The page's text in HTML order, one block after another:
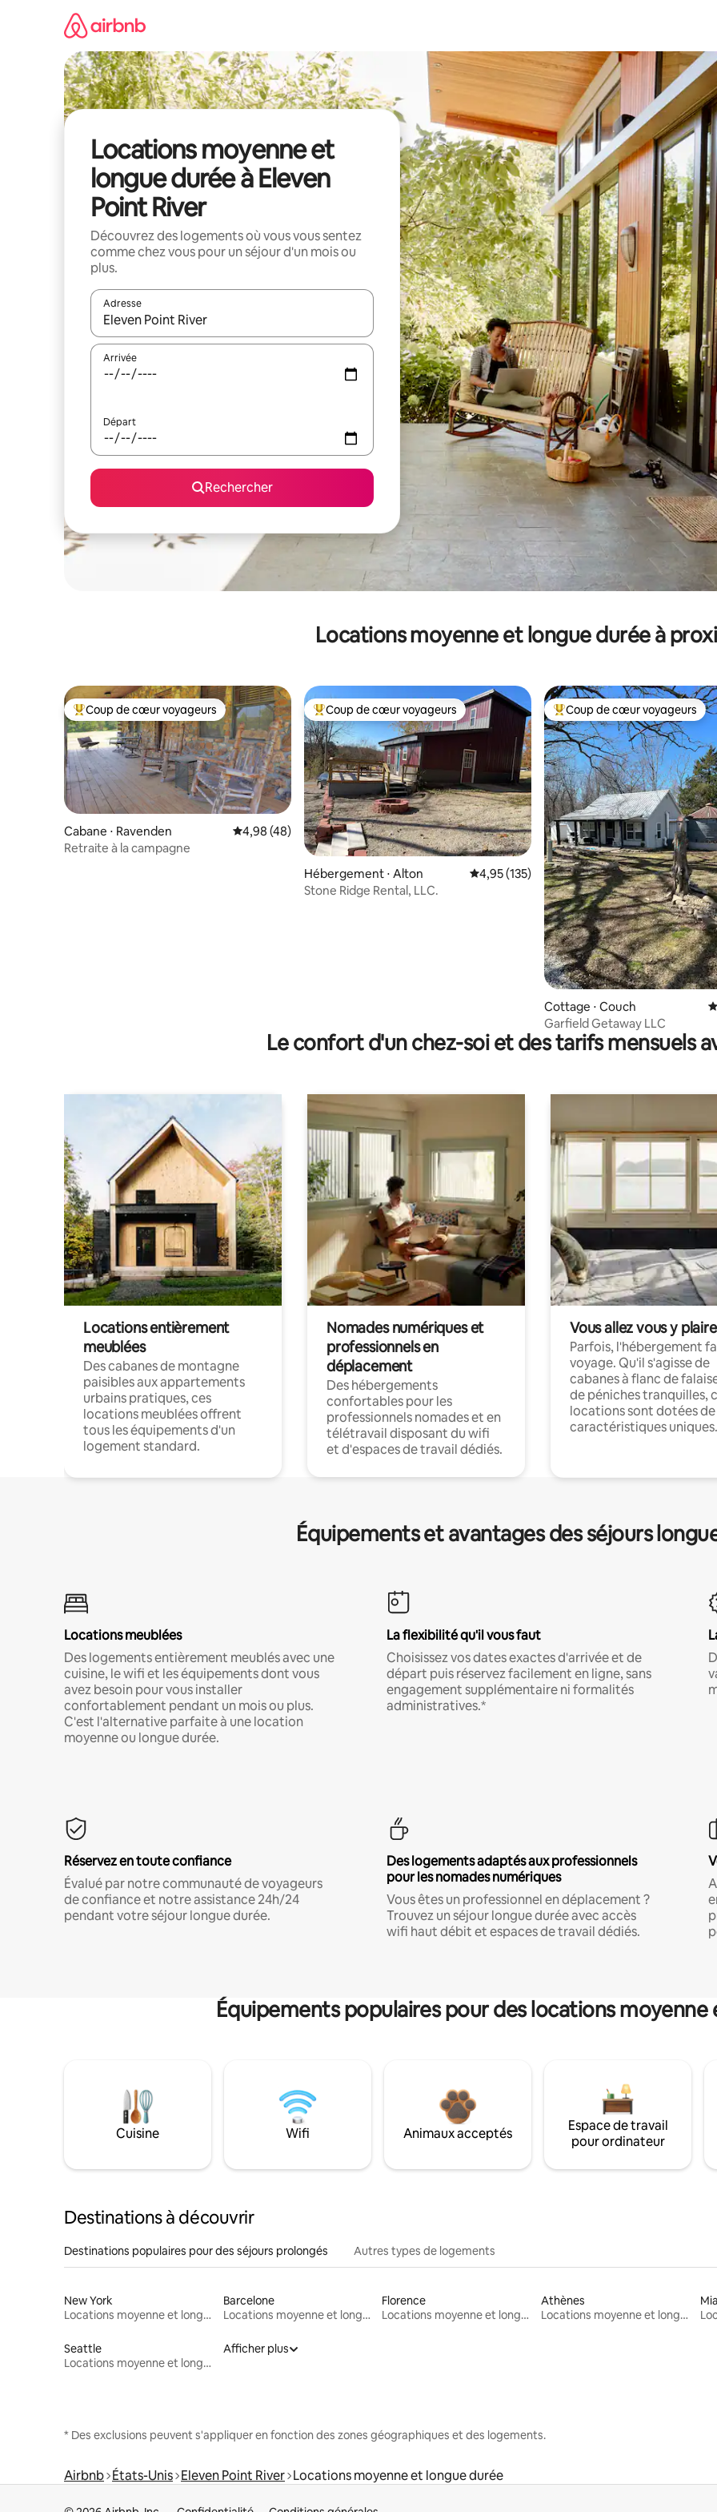
Locations moyenne et
longue durée à Eleven
Point River
Découvrez des logements où vous vous sentez
comme chez vous pour un séjour d'un mois ou
plus.
Adresse
Lorsque les résultats s'affichent, utilisez les flèches vers le haut et vers le bas pour les parcourir ou en appuyant et en
Arrivée
Départ
Rechercher
Locations moyenne et longue durée à
Coups de cœur voyageurs les plus appréciés
Coup de cœur voyageurs
Cabane ⋅ Ravenden Évaluation moyenne sur la base de 48 commentaires : 4,98 sur 5
4,98 (48)
Retraite à la campagne
Coups de cœur voyageurs les plus appréciés
Coup de cœur voyageurs
Hébergement ⋅ Alton Évaluation moyenne sur la base de 135
4,95 (135)
Stone Ridge Rental, LLC.
Coups de cœur voyageurs les
Coup de cœur voyageurs
Cottage ⋅ Couch
Garfield Getaway LLC
Le confort d'un chez-soi et des tarifs mensuels
Locations entièrement
meublées
Des cabanes de montagne
paisibles aux appartements
urbains pratiques, ces
locations meublées offrent
tous les équipements d'un
logement standard.
Nomades numériques et
professionnels en
déplacement
Des hébergements
confortables pour les
professionnels nomades et en
télétravail disposant du wifi
et d'espaces de travail dédiés.
Vous allez vous y plaire
Parfois, l'hébergement
voyage. Qu'il s'agisse de
cabanes à flanc de
de péniches tranquilles,
locations sont dotées de
caractéristiques uniques.
Équipements et avantages des séjours
Locations meublées
Des logements entièrement meublés avec une
cuisine, le wifi et les équipements dont vous
avez besoin pour vous installer
confortablement pendant un mois ou plus.
C'est l'alternative parfaite à une location
moyenne ou longue durée.
La flexibilité qu'il vous faut
Choisissez vos dates exactes d'arrivée et de
départ puis réservez facilement en ligne, sans
engagement supplémentaire ni formalités
administratives.*
Réservez en toute confiance
Évalué par notre communauté de voyageurs
de confiance et notre assistance 24h/24
pendant votre séjour longue durée.
Des logements adaptés aux professionnels
pour les nomades numériques
Vous êtes un professionnel en déplacement ?
Trouvez un séjour longue durée avec accès
wifi haut débit et espaces de travail dédiés.
Équipements populaires pour des locations
Cuisine Wifi Animaux acceptés
Espace de travail
pour ordinateur
Destinations à découvrir
Destinations populaires pour des séjours prolongés Autres types de logements
New York
Locations moyenne et longue durée
Barcelone
Locations moyenne et longue durée
Florence
Locations moyenne et longue durée
Athènes
Locations moyenne et longue durée
Seattle
Locations moyenne et longue durée
Afficher plus
* Des exclusions peuvent s'appliquer en fonction des zones géographiques et des logements.
Airbnb États-Unis Eleven Point River Locations moyenne et longue durée